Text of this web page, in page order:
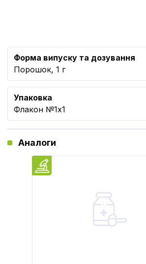
Форма випуску та дозування
Порошок, 1 г
Упаковка
Флакон №1x1
Аналоги